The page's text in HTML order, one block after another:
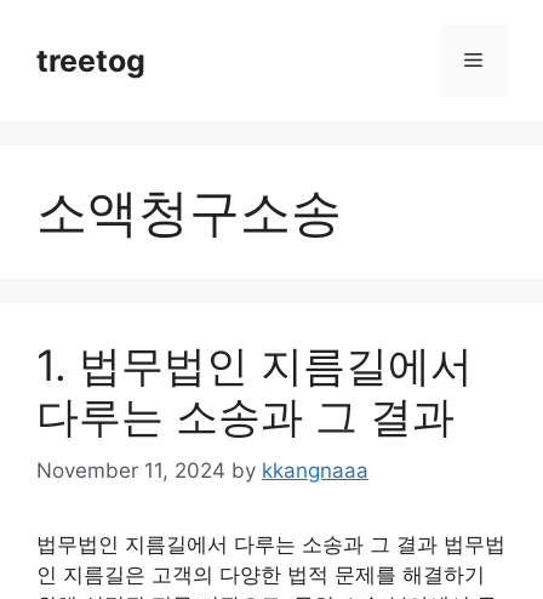
contenttreetog Menu
소액청구소송
1. 법무법인 지름길에서
다루는 소송과 그 결과
November 11, 2024 by kkangnaaa
법무법인 지름길에서 다루는 소송과 그 결과 법무법
인 지름길은 고객의 다양한 법적 문제를 해결하기